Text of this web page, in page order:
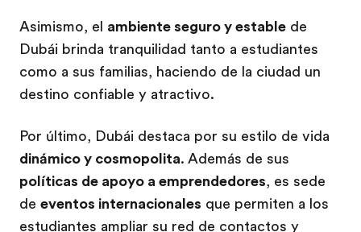
Asimismo, el ambiente seguro y estable de
Dubái brinda tranquilidad tanto a estudiantes
como a sus familias, haciendo de la ciudad un
destino confiable y atractivo.
Por último, Dubái destaca por su estilo de vida
dinámico y cosmopolita. Además de sus
políticas de apoyo a emprendedores, es sede
de eventos internacionales que permiten a los
estudiantes ampliar su red de contactos y